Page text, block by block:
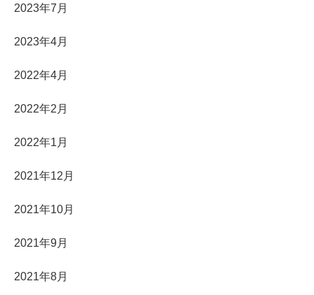
2023年7月
2023年4月
2022年4月
2022年2月
2022年1月
2021年12月
2021年10月
2021年9月
2021年8月